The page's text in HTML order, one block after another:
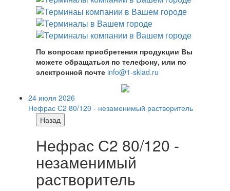
По вопросам приобретения продукции Вы
можете обращаться по телефону, или по
электронной почте info@1-sklad.ru
24 июля 2026
Нефрас С2 80/120 - незаменимый растворитель
Назад
Нефрас С2 80/120 -
незаменимый
растворитель